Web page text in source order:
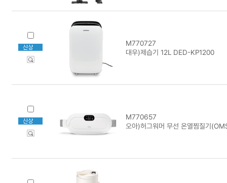
M770727
대우)제습기 12L DED-KP1200
M770657
오아)허그워머 무선 온열찜질기